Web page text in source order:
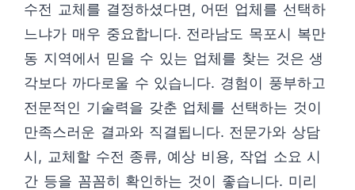
수전 교체를 결정하셨다면, 어떤 업체를 선택하
느냐가 매우 중요합니다. 전라남도 목포시 복만
동 지역에서 믿을 수 있는 업체를 찾는 것은 생
각보다 까다로울 수 있습니다. 경험이 풍부하고
전문적인 기술력을 갖춘 업체를 선택하는 것이
만족스러운 결과와 직결됩니다. 전문가와 상담
시, 교체할 수전 종류, 예상 비용, 작업 소요 시
간 등을 꼼꼼히 확인하는 것이 좋습니다. 미리